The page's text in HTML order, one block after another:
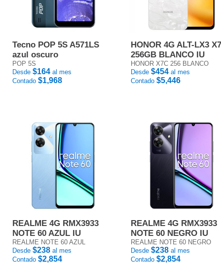
Tecno POP 5S A571LS
azul oscuro
POP 5S
Desde $164 al mes
Contado $1,968
HONOR 4G ALT-LX3
256GB BLANCO IU
HONOR X7C 256 BLANCO
Desde $454 al mes
Contado $5,446
REALME 4G RMX3933
NOTE 60 AZUL IU
REALME NOTE 60 AZUL
Desde $238 al mes
Contado $2,854
REALME 4G RMX3933
NOTE 60 NEGRO IU
REALME NOTE 60 NEGRO
Desde $238 al mes
Contado $2,854